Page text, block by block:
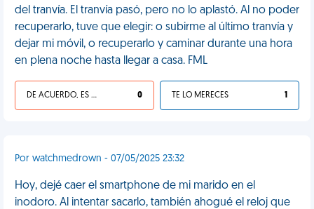
del tranvía. El tranvía pasó, pero no lo aplastó. Al no poder
recuperarlo, tuve que elegir: o subirme al último tranvía y
dejar mi móvil, o recuperarlo y caminar durante una hora
en plena noche hasta llegar a casa. FML
DE ACUERDO, ES UNA VIDA HP 0 TE LO MERECES 1
Por watchmedrown - 07/05/2025 23:32
Hoy, dejé caer el smartphone de mi marido en el
inodoro. Al intentar sacarlo, también ahogué el reloj que